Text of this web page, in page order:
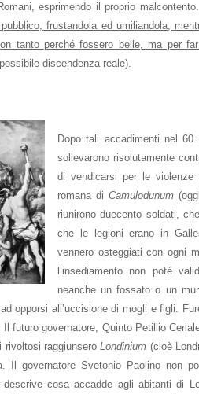
esprimendo il proprio malcontento.
frustandola ed umiliandola,
tanto perché fossero belle, ma per
discendenza reale).
Dopo tali accadimenti nel
sollevarono risolutamente
di vendicarsi per le
romana diCamulodunum
riunirono duecento soldati,
che le legioni erano in
vennero osteggiati con ogni
l’insediamento non poté
neanche un fossato o un
opporsi all’uccisione di mogli e figli.
futuro governatore, Quinto Petillio
rivoltosi raggiunseroLondinium (cioè
Il governatore Svetonio Paolino non
cosa accadde agli abitanti di